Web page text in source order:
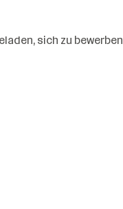
sich zu bewerben